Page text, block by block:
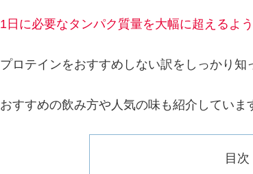
1日に必要なタンパク質量を大幅に超えるよ
プロテインをおすすめしない訳をしっかり知
おすすめの飲み方や人気の味も紹介してい
目次